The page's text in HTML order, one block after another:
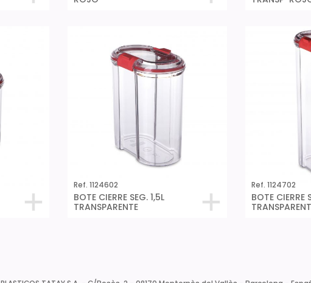
Ref. 1124602
BOTE CIERRE SEG. 1,5L
TRANSPARENTE
Ref. 1124702
BOTE CIERRE